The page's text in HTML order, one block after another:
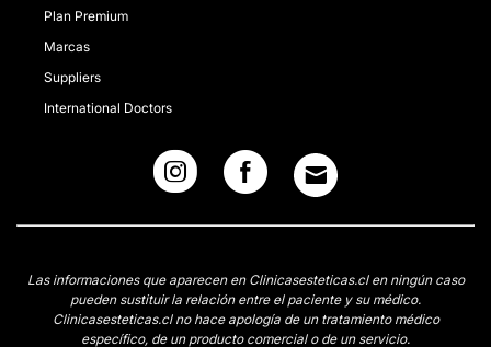
Plan Premium
Marcas
Suppliers
International Doctors
Las informaciones que aparecen en Clinicasesteticas.cl en ningún caso
pueden sustituir la relación entre el paciente y su médico.
Clinicasesteticas.cl no hace apología de un tratamiento médico
específico, de un producto comercial o de un servicio.